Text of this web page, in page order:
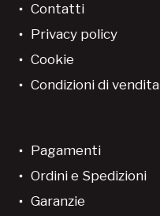
Contatti
Privacy policy
Cookie
Condizioni di vendita
Pagamenti
Ordini e Spedizioni
Garanzie